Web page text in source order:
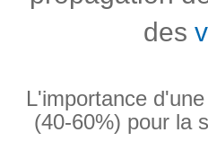
des
L'importance
(40-60%) pour la